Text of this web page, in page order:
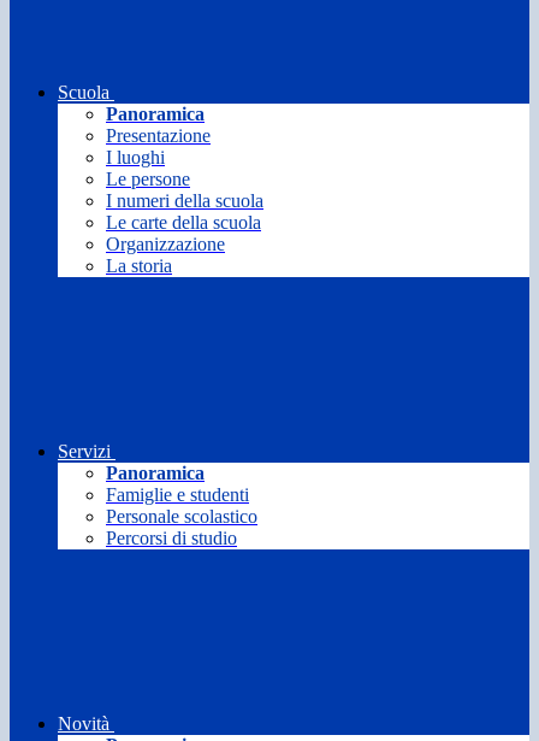
Scuola
Panoramica
Presentazione
I luoghi
Le persone
I numeri della scuola
Le carte della scuola
Organizzazione
La storia
Servizi
Panoramica
Famiglie e studenti
Personale scolastico
Percorsi di studio
Novità